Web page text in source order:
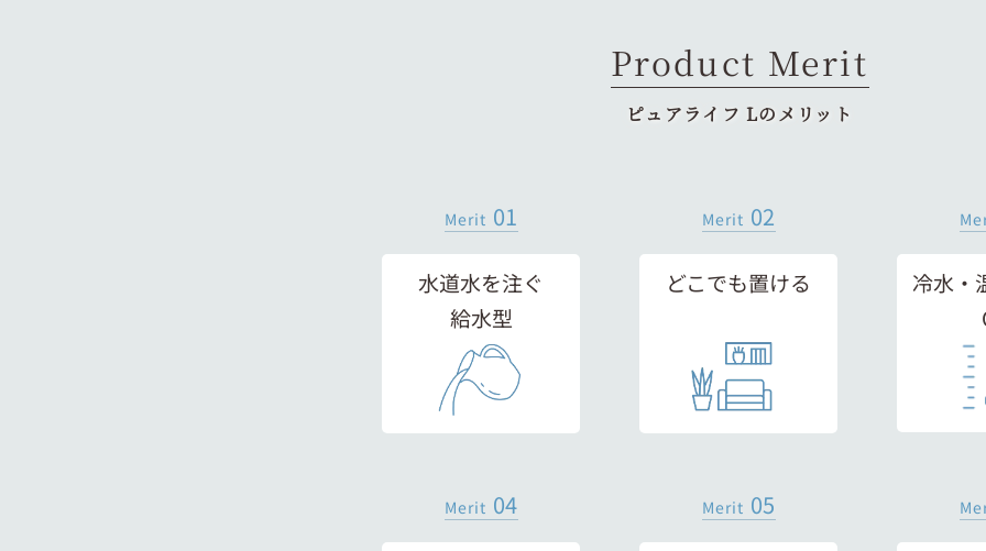
Product Merit
ピュアライフ Lのメリット
Merit 01
水道水を注ぐ
給水型
Merit 02
どこでも置ける
冷水・
Merit 04 Merit 05